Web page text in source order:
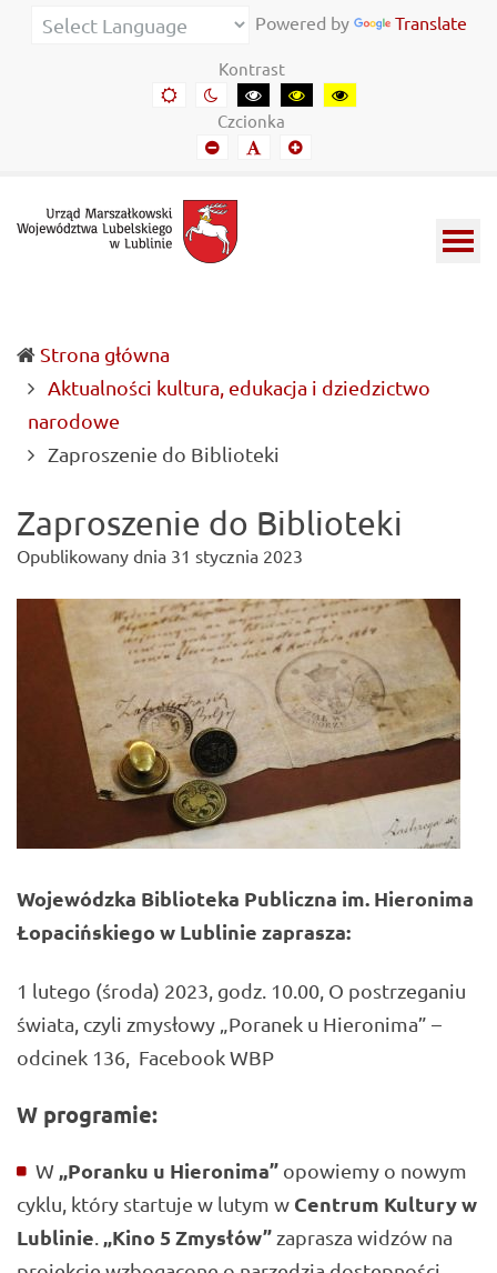
Urząd
Informacje
Lubelszczyźnie
Powered by Translate
Kontrast
Domyślny
kontrast
Kontrast
nocny
Kontrast
czarny-
biały
Kontrast
czarny-
Kontrast
żółto-
Czcionka
Mniejszy
font
Domyślny
font
Mniejszy
Strona główna
Aktualności kultura, edukacja i dziedzictwo
narodowe
Zaproszenie do Biblioteki
Zaproszenie do Biblioteki
Opublikowany dnia 31 stycznia 2023
Wojewódzka Biblioteka Publiczna im. Hieronima
Łopacińskiego w Lublinie zaprasza:
1 lutego (środa) 2023, godz. 10.00, O postrzeganiu
świata, czyli zmysłowy „Poranek u Hieronima” –
odcinek 136, Facebook WBP
W programie:
W „Poranku u Hieronima” opowiemy o nowym
cyklu, który startuje w lutym w Centrum Kultury w
Lublinie. „Kino 5 Zmysłów” zaprasza widzów na